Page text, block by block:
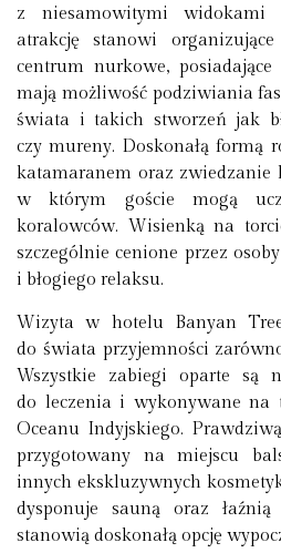
z niesamowitymi widokami
atrakcję stanowi
centrum nurkowe,
mają możliwość podziwiania
świata i takich stworzeń jak
czy mureny. Doskonałą formą
katamaranem oraz zwiedzanie
w którym goście mogą
koralowców. Wisienką na
szczególnie cenione przez
i błogiego relaksu.
Wizyta w hotelu Banyan
do świata przyjemności
Wszystkie zabiegi oparte są
do leczenia i wykonywane na
Oceanu Indyjskiego.
przygotowany na miejscu
innych ekskluzywnych
dysponuje sauną oraz
stanowią doskonałą opcję